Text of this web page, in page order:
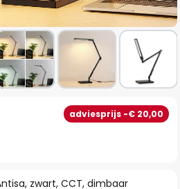
zwart, CCT, dimbaar
adviesprijs -€ 20,00